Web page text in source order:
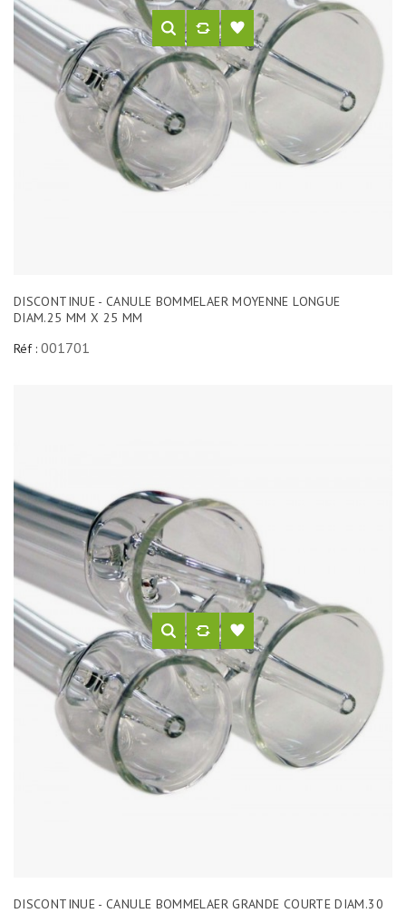
DISCONTINUE - CANULE BOMMELAER MOYENNE LONGUE
DIAM.25 MM X 25 MM
Réf : 001701
DISCONTINUE - CANULE BOMMELAER GRANDE COURTE DIAM.30